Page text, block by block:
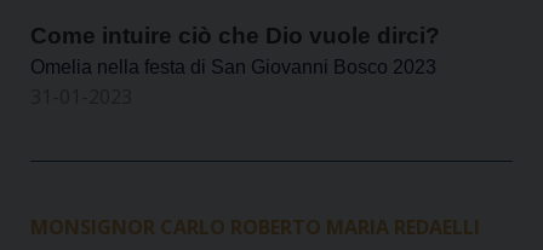
Come intuire ciò che Dio vuole dirci?
Omelia nella festa di San Giovanni Bosco 2023
MONSIGNOR CARLO ROBERTO MARIA REDAELLI